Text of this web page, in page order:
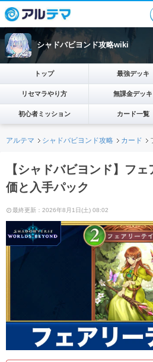
シャドバビヨンド攻略wiki
トップ 最強デッキ
リセマラやり方 無課金デッキ
初心者ミッション カード一覧
アルテマ シャドバビヨンド攻略 カード
【シャドバビヨンド】フ
価と入手パック
最終更新：2026年8月1日(土) 08:02